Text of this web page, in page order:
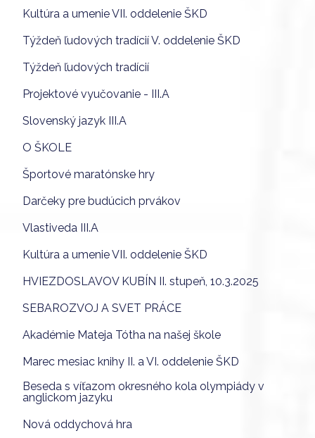
Kultúra a umenie VII. oddelenie ŠKD
Týždeň ľudových tradícií V. oddelenie ŠKD
Týždeň ľudových tradícií
Projektové vyučovanie - III.A
Slovenský jazyk III.A
O ŠKOLE
Športové maratónske hry
Darčeky pre budúcich prvákov
Vlastiveda III.A
Kultúra a umenie VII. oddelenie ŠKD
HVIEZDOSLAVOV KUBÍN II. stupeň, 10.3.2025
SEBAROZVOJ A SVET PRÁCE
Akadémie Mateja Tótha na našej škole
Marec mesiac knihy II. a VI. oddelenie ŠKD
Beseda s víťazom okresného kola olympiády v
anglickom jazyku
Nová oddychová hra